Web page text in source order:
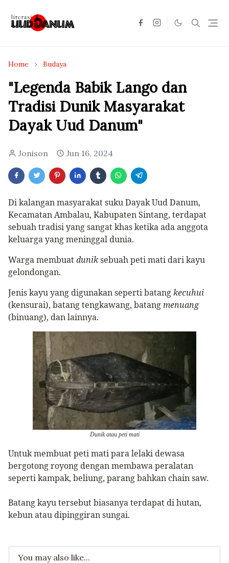
Home Budaya
"Legenda Babik Lango dan
Tradisi Dunik Masyarakat
Dayak Uud Danum"
Jonison Jun 16, 2024
Di kalangan masyarakat suku Dayak Uud Danum,
Kecamatan Ambalau, Kabupaten Sintang, terdapat
sebuah tradisi yang sangat khas ketika ada anggota
keluarga yang meninggal dunia.
Warga membuatduniksebuah peti mati dari kayu
gelondongan.
Jenis kayu yang digunakan seperti batangkecuhui
(kensurai), batang tengkawang, batangmenuang
(binuang), dan lainnya.
Dunik atau peti mati
Untuk membuat peti mati para lelaki dewasa
bergotong royong dengan membawa peralatan
seperti kampak, beliung, parang bahkan chain saw.
Batang kayu tersebut biasanya terdapat di hutan,
kebun atau dipinggiran sungai.
You may also like...